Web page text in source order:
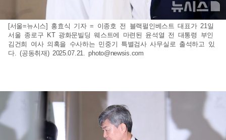
[서울=뉴시스] 홍효식 기자 = 이종호 전 블랙펄인베스트 대표가 21일
서울 종로구 KT 광화문빌딩 웨스트에 마련된 윤석열 전 대통령 부인
김건희 여사 의혹을 수사하는 민중기 특별검사 사무실로 출석하고 있
다. (공동취재) 2025.07.21.photo@newsis.com